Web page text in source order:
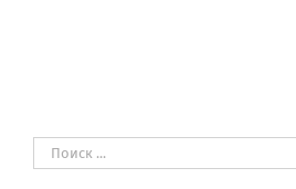
Результат
поиска: